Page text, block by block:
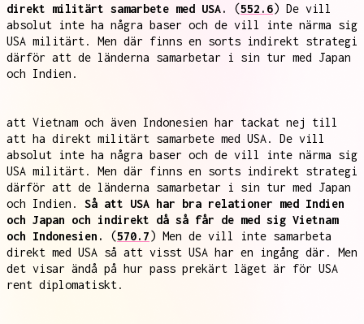
direkt militärt samarbete med USA.
(552.6) De vill
absolut inte ha några baser och de vill inte närma sig
USA militärt. Men där finns en sorts indirekt strategi
därför att de länderna samarbetar i sin tur med Japan
och Indien.
att Vietnam och även Indonesien har tackat nej till
att ha direkt militärt samarbete med USA. De vill
absolut inte ha några baser och de vill inte närma sig
USA militärt. Men där finns en sorts indirekt strategi
därför att de länderna samarbetar i sin tur med Japan
och Indien. Så att USA har bra relationer med Indien
och Japan och indirekt då så får de med sig Vietnam
och Indonesien.
(570.7) Men de vill inte samarbeta
direkt med USA så att visst USA har en ingång där. Men
det visar ändå på hur pass prekärt läget är för USA
rent diplomatiskt.